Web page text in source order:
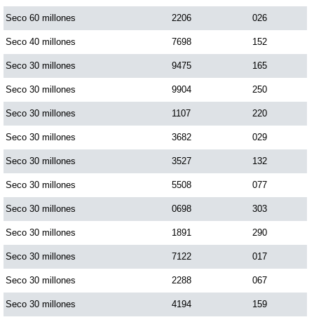
Seco 60 millones 2206 026
Seco 40 millones 7698 152
Seco 30 millones 9475 165
Seco 30 millones 9904 250
Seco 30 millones 1107 220
Seco 30 millones 3682 029
Seco 30 millones 3527 132
Seco 30 millones 5508 077
Seco 30 millones 0698 303
Seco 30 millones 1891 290
Seco 30 millones 7122 017
Seco 30 millones 2288 067
Seco 30 millones 4194 159